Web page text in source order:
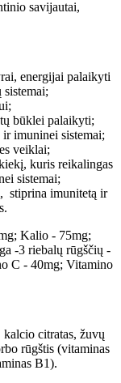
savijautai,
energijai palaikyti
būklei palaikyti;
imuninei sistemai;
veiklai;
kuris reikalingas
sistemai;
stiprina imunitetą ir
Kalio - 75mg;
-3 riebalų rūgščių -
C - 40mg; Vitamino
citratas, žuvų
rūgštis (vitaminas
B1).